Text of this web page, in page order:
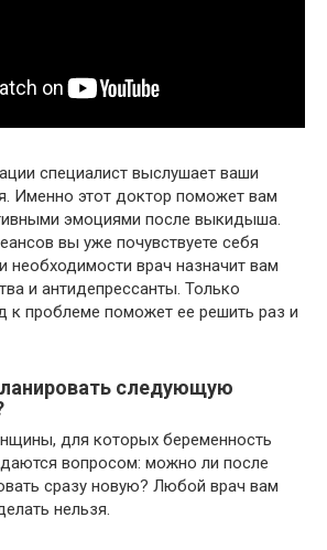
специалист выслушает ваши
Именно этот доктор поможет вам
эмоциями после выкидыша.
вы уже почувствуете себя
необходимости врач назначит вам
и антидепрессанты. Только
к проблеме поможет ее решить раз и
следующую
для которых беременность
вопросом: можно ли после
сразу новую? Любой врач вам
нельзя.